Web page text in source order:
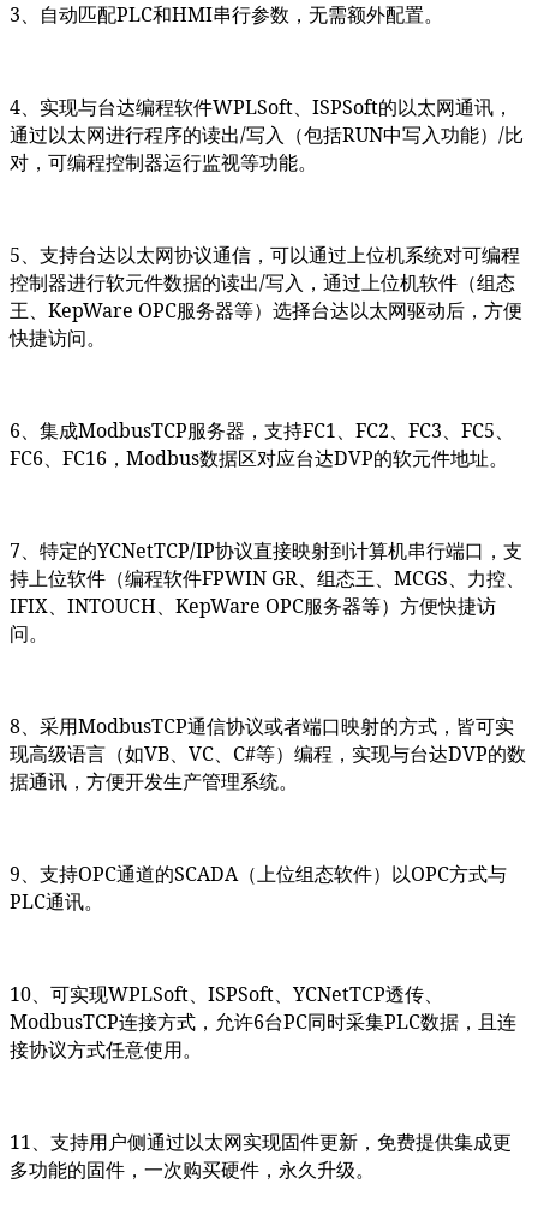
3、自动匹配PLC和HMI串行参数，无需额外配置。
4、实现与台达编程软件WPLSoft、ISPSoft的以太网通讯，
通过以太网进行程序的读出/写入（包括RUN中写入功能）/比
对，可编程控制器运行监视等功能。
5、支持台达以太网协议通信，可以通过上位机系统对可编程
控制器进行软元件数据的读出/写入，通过上位机软件（组态
王、KepWare OPC服务器等）选择台达以太网驱动后，方便
快捷访问。
6、集成ModbusTCP服务器，支持FC1、FC2、FC3、FC5、
FC6、FC16，Modbus数据区对应台达DVP的软元件地址。
7、特定的YCNetTCP/IP协议直接映射到计算机串行端口，支
持上位软件（编程软件FPWIN GR、组态王、MCGS、力控、
IFIX、INTOUCH、KepWare OPC服务器等）方便快捷访
问。
8、采用ModbusTCP通信协议或者端口映射的方式，皆可实
现高级语言（如VB、VC、C#等）编程，实现与台达DVP的数
据通讯，方便开发生产管理系统。
9、支持OPC通道的SCADA（上位组态软件）以OPC方式与
PLC通讯。
10、可实现WPLSoft、ISPSoft、YCNetTCP透传、
ModbusTCP连接方式，允许6台PC同时采集PLC数据，且连
接协议方式任意使用。
11、支持用户侧通过以太网实现固件更新，免费提供集成更
多功能的固件，一次购买硬件，永久升级。